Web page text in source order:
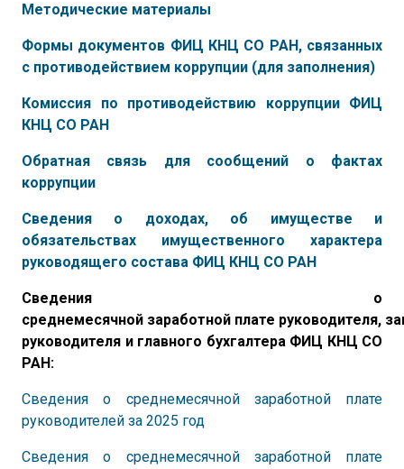
Методические материалы
Формы документов ФИЦ КНЦ СО РАН, связанных
с противодействием коррупции (для заполнения)
Комиссия по противодействию коррупции ФИЦ
КНЦ СО РАН
Обратная связь для сообщений о фактах
коррупции
Сведения о доходах, об имуществе и
обязательствах имущественного характера
руководящего состава ФИЦ КНЦ СО РАН
Сведения о
среднемесячной заработной плате руководителя,
руководителя и главного бухгалтера ФИЦ КНЦ СО
РАН:
Сведения о среднемесячной заработной плате
руководителей за 2025 год
Сведения о среднемесячной заработной плате